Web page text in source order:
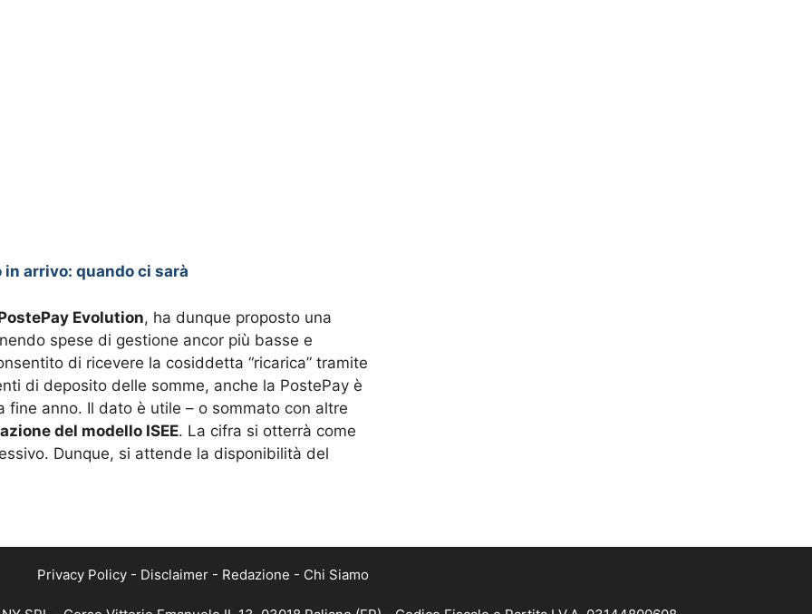
arrivo: quando ci sarà
Evolution, ha dunque proposto una
spese di gestione ancor più basse e
di ricevere la cosiddetta “ricarica” tramite
di deposito delle somme, anche la PostePay è
anno. Il dato è utile – o sommato con altre
del modello ISEE. La cifra si otterrà come
Dunque, si attende la disponibilità del
Privacy Policy - Disclaimer - Redazione - Chi Siamo